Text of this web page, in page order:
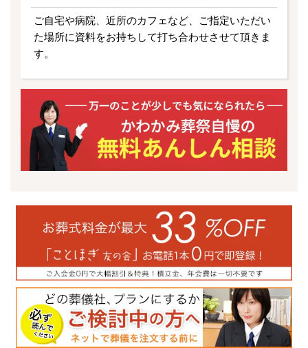
ご自宅や病院、近所のカフェなど、ご指定いただい
た場所に資料をお持ちして打ち合わせさせて頂きま
す。